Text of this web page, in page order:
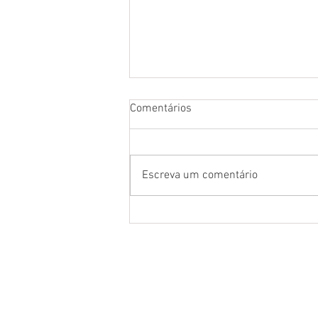
Comentários
Escreva um comentário